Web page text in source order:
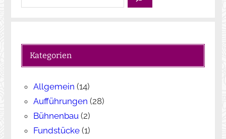
u
n
Kategorien
Allgemein (14)
Aufführungen (28)
Bühnenbau (2)
Fundstücke(1)